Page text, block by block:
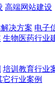
高端网站建设
决方案 电子
生物医药行业
培训教育行业
它行业案例